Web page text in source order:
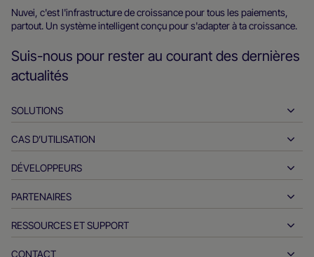
d’accueil
Nuvei
Nuvei, c'est l'infrastructure de croissance pour tous les paiements,
partout. Un système intelligent conçu pour s'adapter à ta croissance.
Suis-nous pour rester au courant des dernières
actualités
SOLUTIONS
Encaissements
Décaissements
Paiements en temps réel
CAS D’UTILISATION
L'hospitalité
Automobile
DÉVELOPPEURS
Outils pour les développeurs
Documents de référence API
PARTENAIRES
Devenez partenaire
Produits et solutions des partenaires
RESSOURCES ET SUPPORT
CONTACT